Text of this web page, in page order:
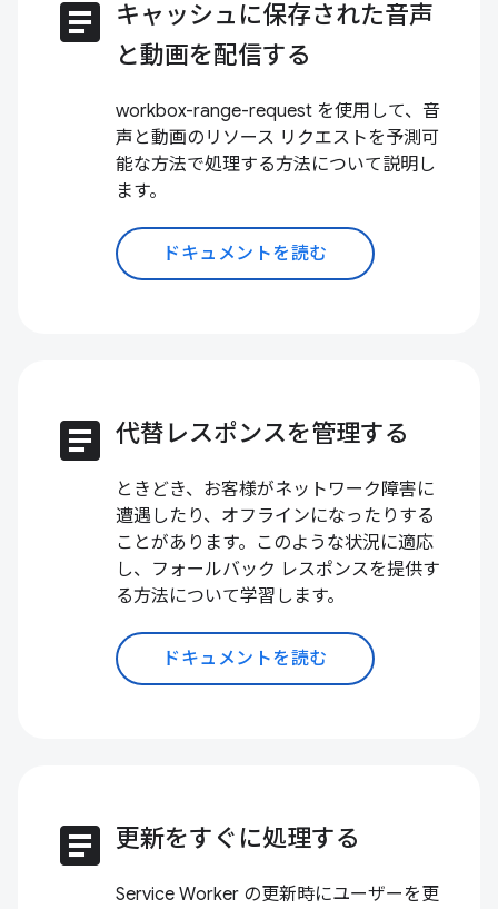
article キャッシュに保存された音声
と動画を配信する
workbox-range-request を使用して、音
声と動画のリソース リクエストを予測可
能な方法で処理する方法について説明し
ます。
ドキュメントを読む
article 代替レスポンスを管理する
ときどき、お客様がネットワーク障害に
遭遇したり、オフラインになったりする
ことがあります。このような状況に適応
し、フォールバック レスポンスを提供す
る方法について学習します。
ドキュメントを読む
article 更新をすぐに処理する
Service Worker の更新時にユーザーを更